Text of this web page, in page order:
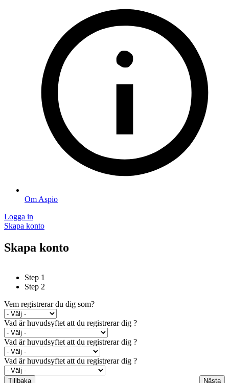
Om Aspio
Logga in
Skapa konto
Skapa konto
Step 1
Step 2
Vem registrerar du dig som?
Vad är huvudsyftet att du registrerar dig ?
Vad är huvudsyftet att du registrerar dig ?
Vad är huvudsyftet att du registrerar dig ?
Tillbaka Nästa